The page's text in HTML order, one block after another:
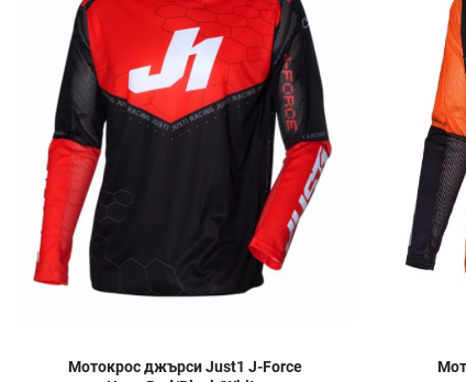
Мотокрос джърси Just1 J-Force